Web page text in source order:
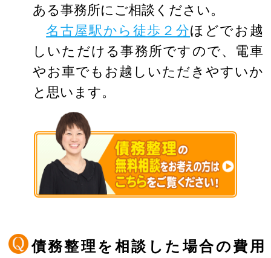
ある事務所にご相談ください。
名古屋駅から徒歩２分ほどでお越
しいただける事務所ですので、電車
やお車でもお越しいただきやすいか
と思います。
債務整理を相談した場合の費用